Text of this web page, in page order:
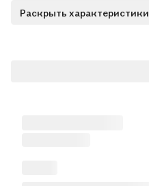
Раскрыть характеристики